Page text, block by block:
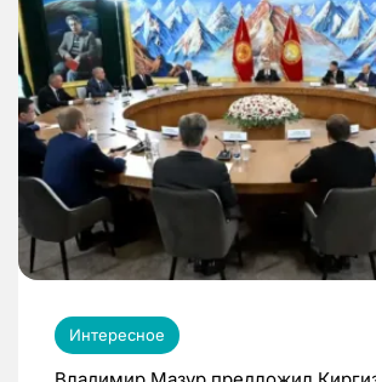
Интересное